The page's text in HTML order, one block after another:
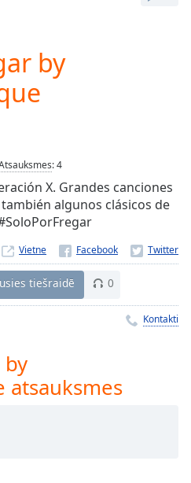
by
:4
X. Grandes canciones
también algunos clásicos de
Vietne
tiešraidē 0
Kontakti
by
atsauksmes